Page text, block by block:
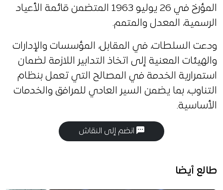
المؤرخ في 26 يوليو 1963 المتضمن قائمة الأعياد
الرسمية، المعدل والمتمم.
ودعت السلطات، في المقابل، المؤسسات والإدارات
والهيئات المعنية إلى اتخاذ التدابير اللازمة لضمان
استمرارية الخدمة في المصالح التي تعمل بنظام
التناوب، بما يضمن السير العادي للمرافق والخدمات
الأساسية.
انضم إلى النقاش
طالع أيضا